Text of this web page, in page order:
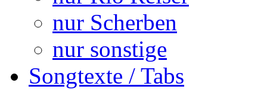
nur Scherben
nur sonstige
Songtexte / Tabs